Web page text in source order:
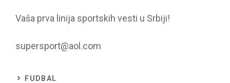
Vaša prva linija sportskih vesti u Srbiji!
supersport@aol.com
FUDBAL